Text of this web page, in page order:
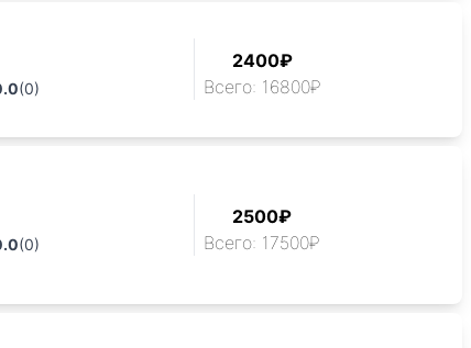
(0)
2400₽
Всего: 16800₽
(0)
2500₽
Всего: 17500₽